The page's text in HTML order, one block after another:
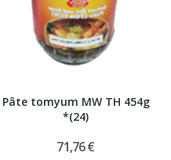
Pâte tomyum MW TH 454g
*(24)
71,76 €